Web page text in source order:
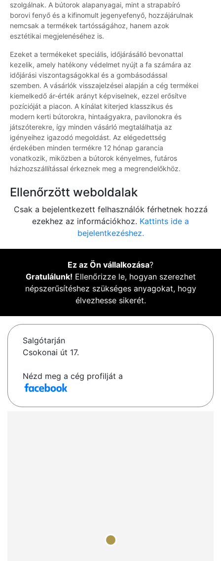
szolgálnak. A bútorok alapanyagai, mint a strapabíró
borovi fenyő és a kifinomult jegenyefenyő, hozzájárulnak
nemcsak a termékek tartósságához, hanem azok
esztétikai megjelenéséhez is.
Ezeket a termékeket speciális, időjárásálló bevonattal
kezelik, amely hatékony védelmet nyújt a fa számára az
időjárási viszontagságokkal és a gombásodással
szemben. A vásárlók visszajelzései alapján a cég termékei
kiemelkedő ár-érték arányt képviselnek, ezzel erősítve
pozícióját a piacon. A kínálat kiterjed klasszikus és
modern kerti bútorokra, hintaágyakra, pavilonokra és
játszóterekre, így minden vásárló megtalálhatja az
igényeihez igazodó megoldást. Az elégedettség
érdekében minden termékre 12 hónap garancia
vonatkozik, miközben a bútorok kényelmes, futáros
házhozszállítással érkeznek meg a megrendelőkhöz.
Ellenőrzött weboldalak
Csak a bejelentkezett felhasználók férhetnek hozzá
ezekhez az információkhoz. Kattints ide a
bejelentkezéshez.
Ez az Ön vállalkozása?
Gratulálunk! Ellenőrizze le, hogyan szerezhet
népszerűsítéshez szükséges anyagokat, hogy
élvezhesse sikerét.
Salgótarján
Csokonai út 17.
Nézd meg a cég profilját a